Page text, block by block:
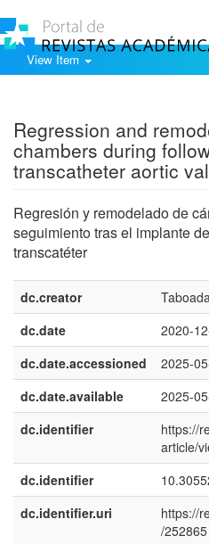
View Item
Regression and
chambers during
transcatheter aortic
Regresión y remodelado de
seguimiento tras el implante
transcatéter
dc.creator
dc.date
2020-
dc.date.accessioned
2025-
dc.date.available
2025-
dc.identifier
https://
article/
dc.identifier
dc.identifier.uri
https://
/252865